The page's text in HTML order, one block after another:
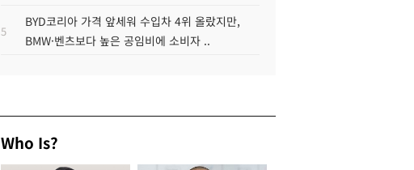
5
BYD코리아 가격 앞세워 수입차 4위 올랐지만,
BMW·벤츠보다 높은 공임비에 소비자 ..
Who Is?